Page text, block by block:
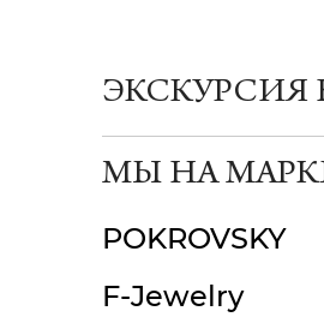
ЭКСКУРСИЯ
МЫ НА
POKROVSKY
F-Jewelry